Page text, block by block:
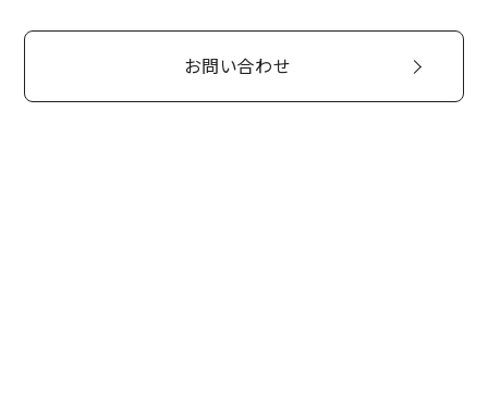
お問い合わせ